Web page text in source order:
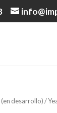
desarrollo)/